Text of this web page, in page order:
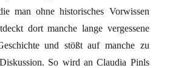
man ohne historisches Vorwissen
dort manche lange vergessene
und stößt auf manche zu
So wird an Claudia Pinls